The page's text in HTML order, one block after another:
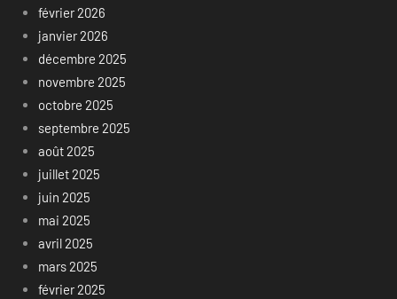
février 2026
janvier 2026
décembre 2025
novembre 2025
octobre 2025
septembre 2025
août 2025
juillet 2025
juin 2025
mai 2025
avril 2025
mars 2025
février 2025